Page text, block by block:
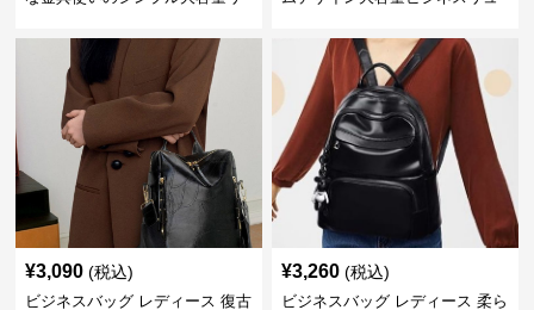
¥3,090 (税込)
ビジネスバッグ レディース 復古
¥3,260 (税込)
ビジネスバッグ レディース 柔ら